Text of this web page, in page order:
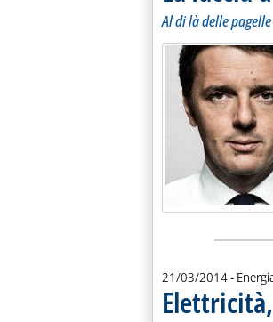
Al di là delle
21/03/2014-